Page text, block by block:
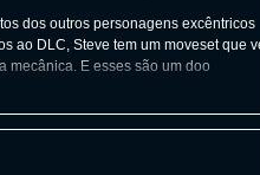
dos outros personagens excêntricos
ao DLC, Steve tem um moveset que
mecânica. E esses são um doo